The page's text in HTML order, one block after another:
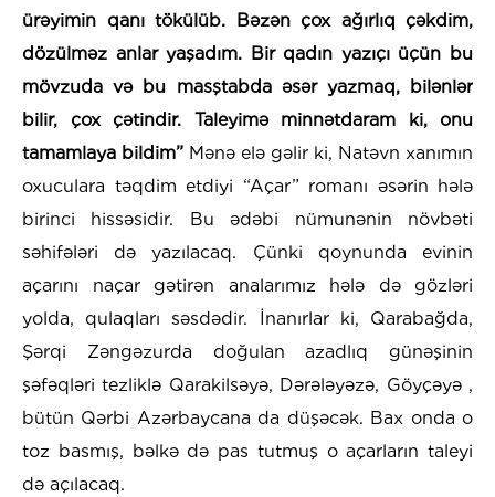
ürəyimin qanı tökülüb. Bəzən çox ağırlıq çəkdim,
dözülməz anlar yaşadım. Bir qadın yazıçı üçün bu
mövzuda və bu masştabda əsər yazmaq, bilənlər
bilir, çox çətindir. Taleyimə minnətdaram ki, onu
tamamlaya bildim” Mənə elə gəlir ki, Natəvn xanımın
oxuculara təqdim etdiyi “Açar” romanı əsərin hələ
birinci hissəsidir. Bu ədəbi nümunənin növbəti
səhifələri də yazılacaq. Çünki qoynunda evinin
açarını naçar gətirən analarımız hələ də gözləri
yolda, qulaqları səsdədir. İnanırlar ki, Qarabağda,
Şərqi Zəngəzurda doğulan azadlıq günəşinin
şəfəqləri tezliklə Qarakilsəyə, Dərələyəzə, Göyçəyə ,
bütün Qərbi Azərbaycana da düşəcək. Bax onda o
toz basmış, bəlkə də pas tutmuş o açarların taleyi
də açılacaq.